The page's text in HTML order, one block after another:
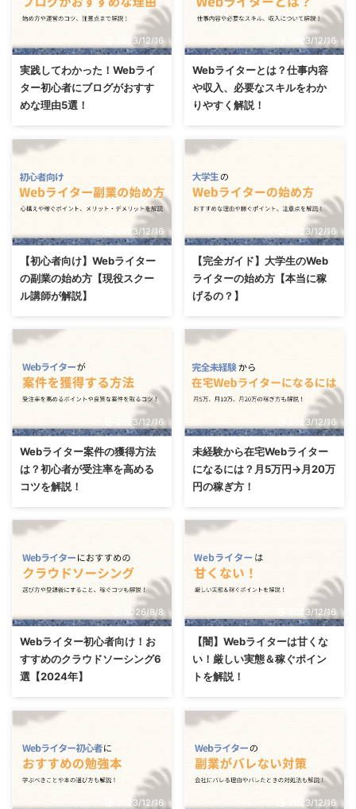
2023/12/16
実践してわかった！Webライ
ター初心者にブログがおすす
めな理由5選！
2023/12/16
Webライターとは？仕事内容
や収入、必要なスキルをわか
りやすく解説！
2023/12/16
【初心者向け】Webライター
の副業の始め方【現役スクー
ル講師が解説】
2023/12/16
【完全ガイド】大学生のWeb
ライターの始め方【本当に稼
げるの？】
2023/12/16
Webライター案件の獲得方法
は？初心者が受注率を高める
コツを解説！
2023/12/16
未経験から在宅Webライター
になるには？月5万円→月20万
円の稼ぎ方！
2026/8/8
Webライター初心者向け！お
すすめのクラウドソーシング6
選【2024年】
2023/12/16
【闇】Webライターは甘くな
い！厳しい実態＆稼ぐポイン
トを解説！
2023/12/16 2023/12/16